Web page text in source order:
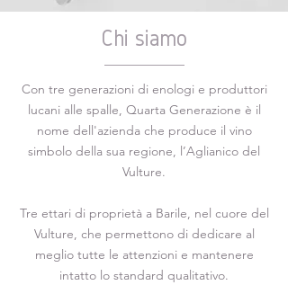
Chi siamo
Con tre generazioni di enologi e produttori
lucani alle spalle, Quarta Generazione è il
nome dell'azienda che produce il vino
simbolo della sua regione, l’Aglianico del
Vulture.
Tre ettari di proprietà a Barile, nel cuore del
Vulture, che permettono di dedicare al
meglio tutte le attenzioni e mantenere
intatto lo standard qualitativo.